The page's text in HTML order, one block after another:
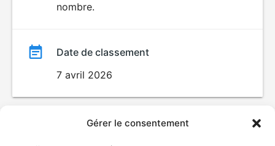
Gérer le consentement
nombre.
Date de classement
7 avril 2026